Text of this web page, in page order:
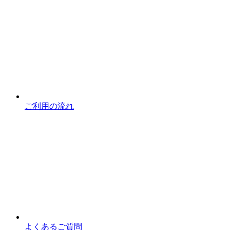
ご利用の流れ
よくあるご質問